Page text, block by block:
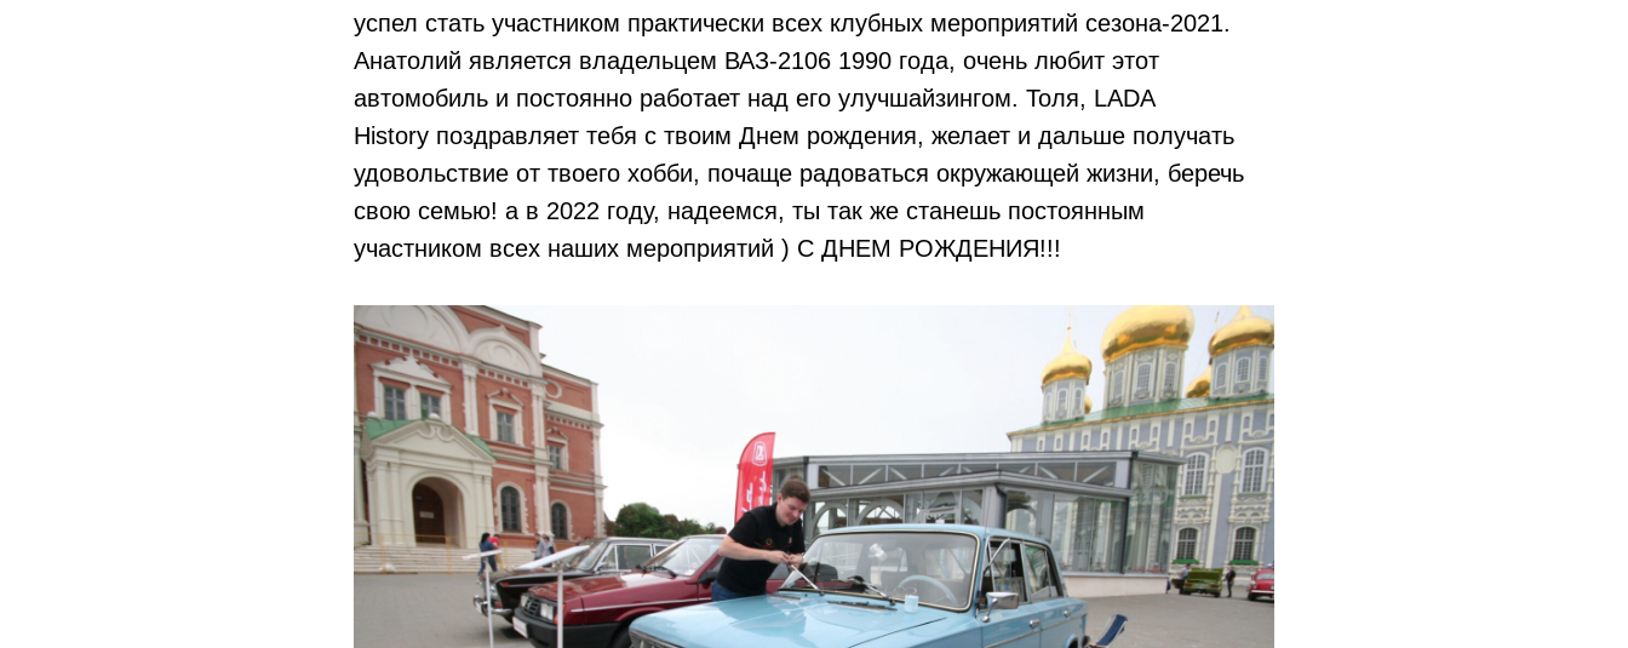
успел стать участником практически всех клубных мероприятий сезона-2021.
Анатолий является владельцем ВАЗ-2106 1990 года, очень любит этот
автомобиль и постоянно работает над его улучшайзингом. Толя, LADA
History поздравляет тебя с твоим Днем рождения, желает и дальше получать
удовольствие от твоего хобби, почаще радоваться окружающей жизни, беречь
свою семью! а в 2022 году, надеемся, ты так же станешь постоянным
участником всех наших мероприятий ) С ДНЕМ РОЖДЕНИЯ!!!